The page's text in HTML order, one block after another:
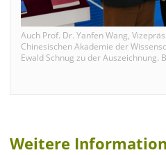
Auch Prof. Dr. Yanfen Wang,
Chinesischen Akademie der
Ewald Schnug zu der Auszeichnung.
Weitere Information